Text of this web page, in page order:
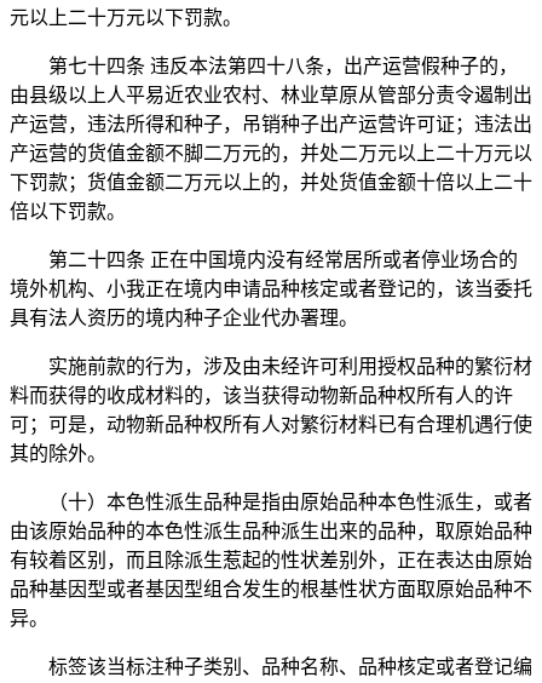
元以上二十万元以下罚款。
第七十四条 违反本法第四十八条，出产运营假种子的，
由县级以上人平易近农业农村、林业草原从管部分责令遏制出
产运营，违法所得和种子，吊销种子出产运营许可证；违法出
产运营的货值金额不脚二万元的，并处二万元以上二十万元以
下罚款；货值金额二万元以上的，并处货值金额十倍以上二十
倍以下罚款。
第二十四条 正在中国境内没有经常居所或者停业场合的
境外机构、小我正在境内申请品种核定或者登记的，该当委托
具有法人资历的境内种子企业代办署理。
实施前款的行为，涉及由未经许可利用授权品种的繁衍材
料而获得的收成材料的，该当获得动物新品种权所有人的许
可；可是，动物新品种权所有人对繁衍材料已有合理机遇行使
其的除外。
（十）本色性派生品种是指由原始品种本色性派生，或者
由该原始品种的本色性派生品种派生出来的品种，取原始品种
有较着区别，而且除派生惹起的性状差别外，正在表达由原始
品种基因型或者基因型组合发生的根基性状方面取原始品种不
异。
标签该当标注种子类别、品种名称、品种核定或者登记编